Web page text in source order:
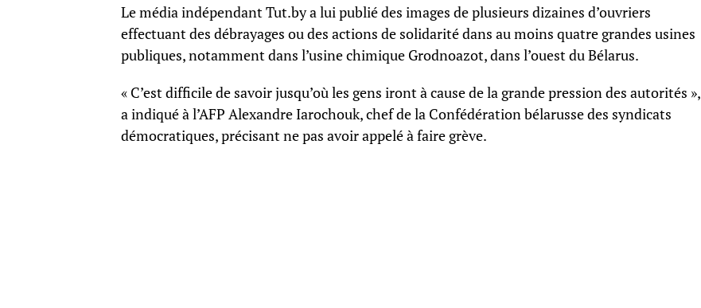
Le média indépendant Tut.by a lui publié des images de plusieurs dizaines d’ouvriers
effectuant des débrayages ou des actions de solidarité dans au moins quatre grandes usines
publiques, notamment dans l’usine chimique Grodnoazot, dans l’ouest du Bélarus.
« C’est difficile de savoir jusqu’où les gens iront à cause de la grande pression des autorités »,
a indiqué à l’AFP Alexandre Iarochouk, chef de la Confédération bélarusse des syndicats
démocratiques, précisant ne pas avoir appelé à faire grève.